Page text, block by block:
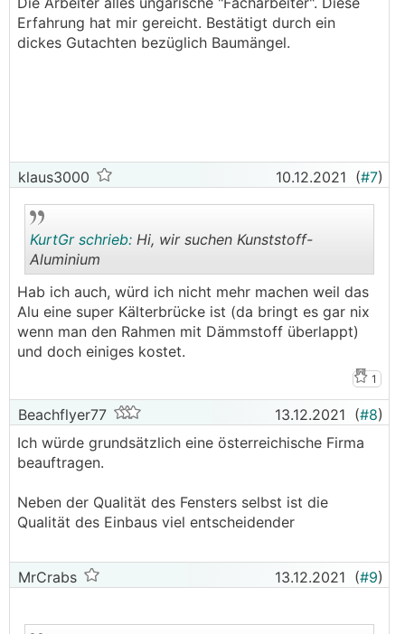
Erfahrung hat mir gereicht. Bestätigt durch ein
dickes Gutachten bezüglich Baumängel.
klaus3000 10.12.2021 (#7)
..
KurtGr schrieb: Hi, wir suchen Kunststoff-
Aluminium
Hab ich auch, würd ich nicht mehr machen weil das
Alu eine super Kälterbrücke ist (da bringt es gar nix
wenn man den Rahmen mit Dämmstoff überlappt)
und doch einiges kostet.
1
Beachflyer77 13.12.2021 (#8)
Ich würde grundsätzlich eine österreichische Firma
beauftragen.
Neben der Qualität des Fensters selbst ist die
Qualität des Einbaus viel entscheidender
MrCrabs 13.12.2021 (#9)